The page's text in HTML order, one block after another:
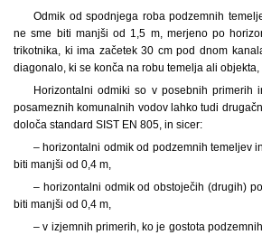
Odmik od spodnjega roba podzemnih
ne sme biti manjši od 1,5 m, merjeno po
trikotnika, ki ima začetek 30 cm pod dnom
diagonalo, ki se konča na robu temelja ali objekta,
Horizontalni odmiki so v posebnih primerih
posameznih komunalnih vodov lahko tudi
določa standard SIST EN 805, in sicer:
– horizontalni odmik od podzemnih temeljev
biti manjši od 0,4 m,
– horizontalni odmik od obstoječih (drugih)
biti manjši od 0,4 m,
– v izjemnih primerih, ko je gostota